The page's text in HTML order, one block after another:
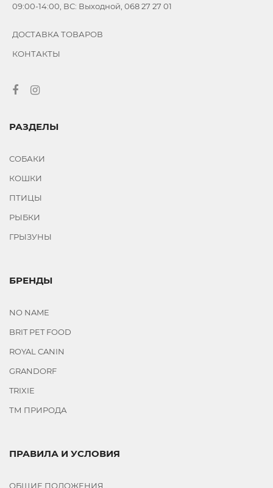
09:00-14:00, ВС: Выходной, 068 27 27 01
ДОСТАВКА ТОВАРОВ
КОНТАКТЫ
РАЗДЕЛЫ
СОБАКИ
КОШКИ
ПТИЦЫ
РЫБКИ
ГРЫЗУНЫ
БРЕНДЫ
NO NAME
BRIT PET FOOD
ROYAL CANIN
GRANDORF
TRIXIE
ТМ ПРИРОДА
ПРАВИЛА И УСЛОВИЯ
ОБЩИЕ ПОЛОЖЕНИЯ